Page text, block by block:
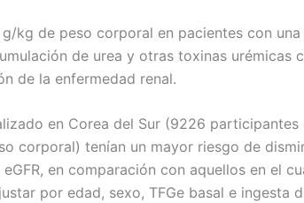
kg de peso corporal en pacientes con
de urea y otras toxinas urémicas
de la enfermedad renal.
en Corea del Sur (9226
corporal) tenían un mayor riesgo de
eGFR, en comparación con aquellos en el
por edad, sexo, TFGe basal e